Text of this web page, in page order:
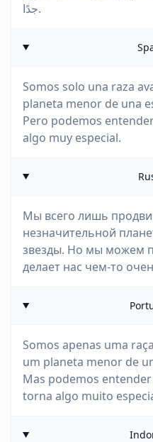
جدًا.
Somos solo una raza
planeta menor de una
Pero podemos
algo muy especial.
Мы всего лишь
незначительной
звезды. Но мы можем
делает нас чем-то
Somos apenas uma
um planeta menor de
Mas podemos
torna algo muito